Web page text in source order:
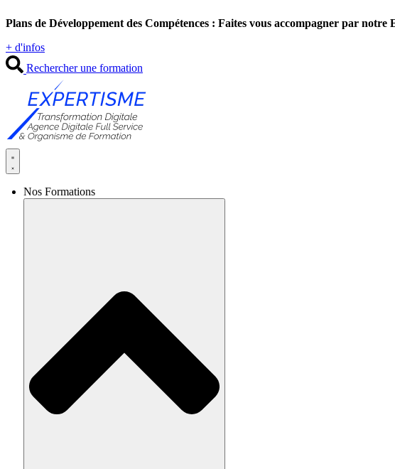
au
Plans de Développement des Compétences : Faites vous accompagner par notre
+ d'infos
Rechercher une formation
Nos Formations